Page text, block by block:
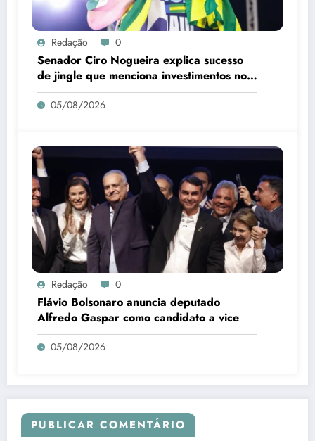
Redação 0
Senador Ciro Nogueira explica sucesso
de jingle que menciona investimentos no
Piauí
05/08/2026
Redação 0
Flávio Bolsonaro anuncia deputado
Alfredo Gaspar como candidato a vice
05/08/2026
PUBLICAR COMENTÁRIO